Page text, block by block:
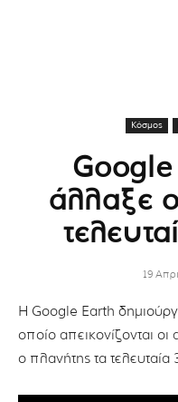
Κόσμος
άλλαξε
19
Η Google Earth
οποίο απεικονίζονται
ο πλανήτης τα τελευταία